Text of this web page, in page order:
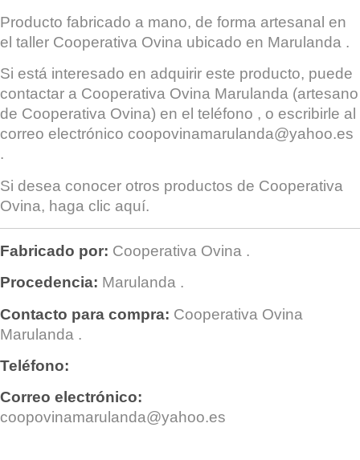
Producto fabricado a mano, de forma artesanal en
el taller Cooperativa Ovina ubicado en Marulanda .
Si está interesado en adquirir este producto, puede
contactar a Cooperativa Ovina Marulanda (artesano
de Cooperativa Ovina) en el teléfono , o escribirle al
correo electrónico coopovinamarulanda@yahoo.es
.
Si desea conocer otros productos de Cooperativa
Ovina, haga clic aquí.
Fabricado por: Cooperativa Ovina .
Procedencia: Marulanda .
Contacto para compra: Cooperativa Ovina
Marulanda .
Teléfono:
Correo electrónico:
coopovinamarulanda@yahoo.es